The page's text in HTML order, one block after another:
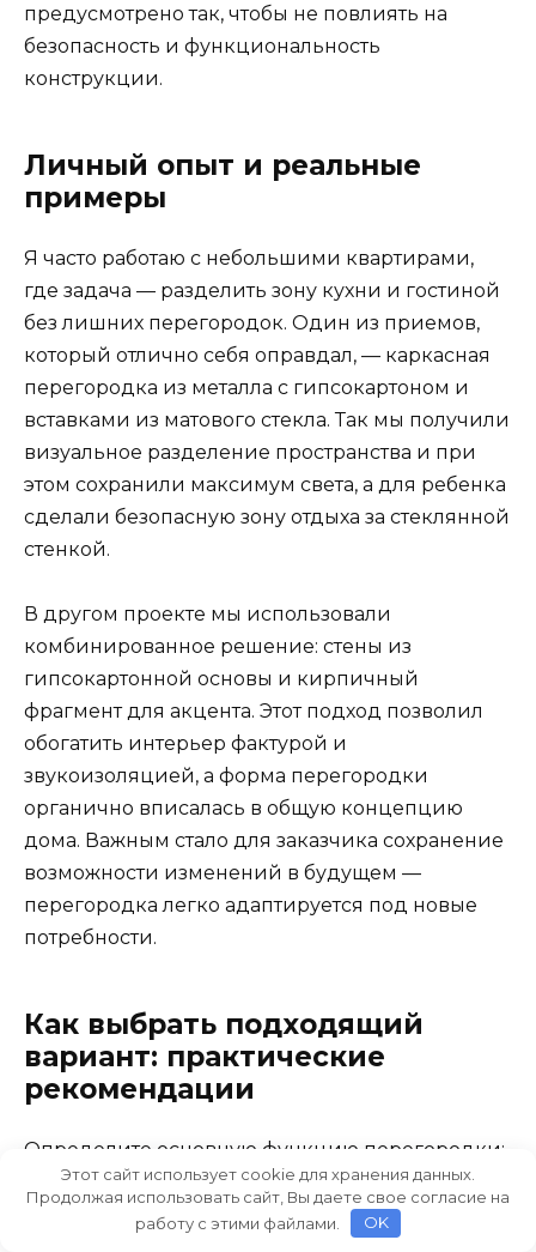
предусмотрено так, чтобы не повлиять на
безопасность и функциональность
конструкции.
Личный опыт и реальные
примеры
Я часто работаю с небольшими квартирами,
где задача — разделить зону кухни и гостиной
без лишних перегородок. Один из приемов,
который отлично себя оправдал, — каркасная
перегородка из металла с гипсокартоном и
вставками из матового стекла. Так мы получили
визуальное разделение пространства и при
этом сохранили максимум света, а для ребенка
сделали безопасную зону отдыха за стеклянной
стенкой.
В другом проекте мы использовали
комбинированное решение: стены из
гипсокартонной основы и кирпичный
фрагмент для акцента. Этот подход позволил
обогатить интерьер фактурой и
звукоизоляцией, а форма перегородки
органично вписалась в общую концепцию
дома. Важным стало для заказчика сохранение
возможности изменений в будущем —
перегородка легко адаптируется под новые
потребности.
Как выбрать подходящий
вариант: практические
рекомендации
Определите основную функцию перегородки:
нужна ли она для разделения комнаты, для
скрытия коммуникаций или для
Этот сайт использует cookie для хранения данных.
Продолжая использовать сайт, Вы даете свое согласие на
работу с этими файлами.
OK